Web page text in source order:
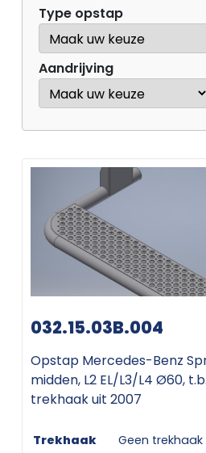
Type opstap
Aandrijving
032.15.03B.004
Opstap Mercedes-Benz
midden, L2 EL/L3/L4 Ø60,
trekhaak uit 2007
Trekhaak
Geen trekhaak